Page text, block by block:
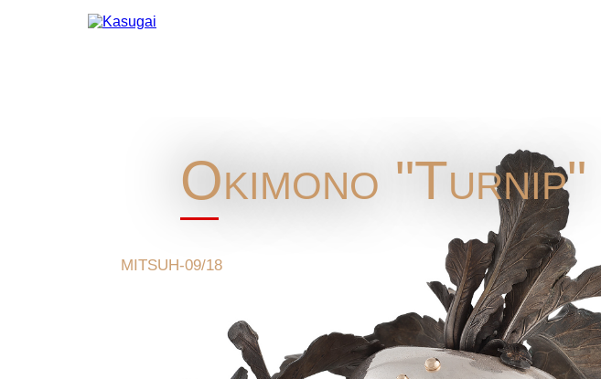
Okimono "Turnip"
MITSUH-09/18